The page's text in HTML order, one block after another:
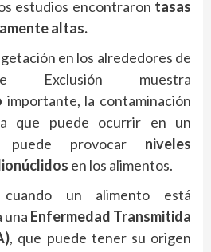
estudios encontraron tasas
altas.
en los alrededores de
muestra
importante, la contaminación
que puede ocurrir en un
puede provocar niveles
en los alimentos.
cuando un alimento está
una Enfermedad Transmitida
, que puede tener su origen